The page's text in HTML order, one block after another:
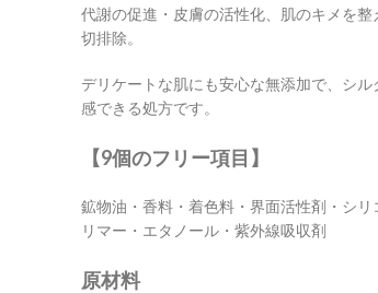
代謝の促進・皮膚の活性化、肌のキメを
切排除。
デリケートな肌にも安心な無添加で、シ
感できる処方です。
【9個のフリー項目】
鉱物油・香料・着色料・界面活性剤・シ
リマー・エタノール・紫外線吸収剤
原材料